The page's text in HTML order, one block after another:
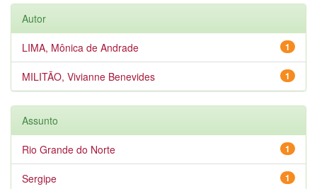
Autor
1
LIMA, Mônica de Andrade
1
MILITÃO, Vivianne Benevides
Assunto
1
Rio Grande do Norte
1
Sergipe